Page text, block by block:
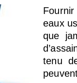
eaux
que
tenu